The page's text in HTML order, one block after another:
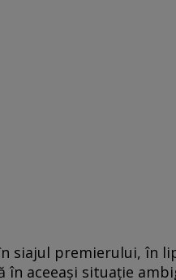
siajul premierului, în
în aceeași situație